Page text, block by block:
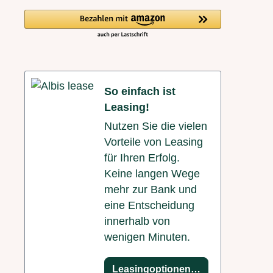
So einfach ist
Leasing!
Nutzen Sie die vielen
Vorteile von Leasing
für Ihren Erfolg.
Keine langen Wege
mehr zur Bank und
eine Entscheidung
innerhalb von
wenigen Minuten.
Leasingoptionen anzeigen